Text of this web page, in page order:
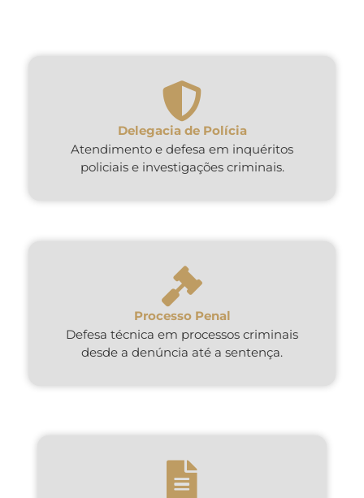
Delegacia de Polícia
Atendimento e defesa em inquéritos
policiais e investigações criminais.
Processo Penal
Defesa técnica em processos criminais
desde a denúncia até a sentença.